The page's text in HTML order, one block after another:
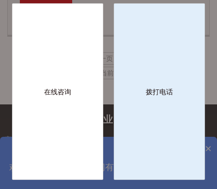
在线咨询 拨打电话
下一页
共30条 当前2/3页
工业计量行业服务解决商
客服热线：0512-65827267
企业邮箱：service@szgnxk.com
×
欢迎来到国诺科技，请问有什么可以帮您？